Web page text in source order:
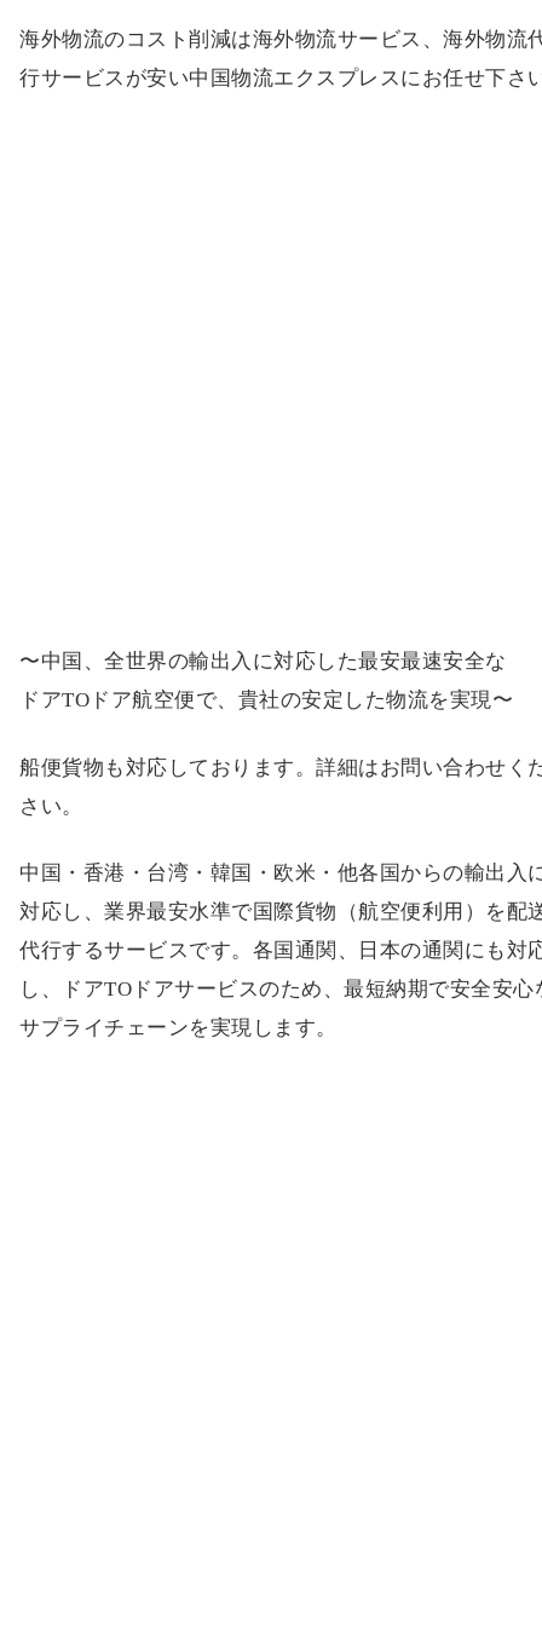
海外物流のコスト削減は海外物流サービス、海外物流
行サービスが安い中国物流エクスプレスにお任せ下さ
〜中国、全世界の輸出入に対応した最安最速安全な
ドアTOドア航空便で、貴社の安定した物流を実現〜
船便貨物も対応しております。詳細はお問い合わせく
さい。
中国・香港・台湾・韓国・欧米・他各国からの輸出入
対応し、業界最安水準で国際貨物（航空便利用）を配
代行するサービスです。各国通関、日本の通関にも対
し、ドアTOドアサービスのため、最短納期で安全安心
サプライチェーンを実現します。